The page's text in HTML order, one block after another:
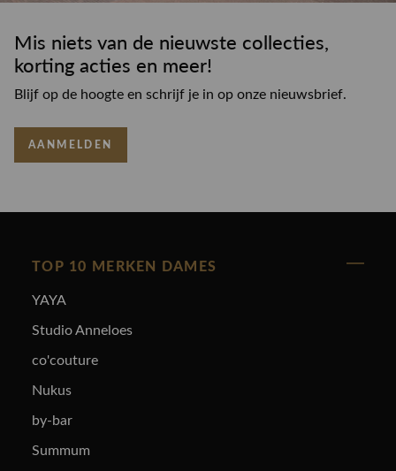
Mis niets van de nieuwste collecties,
korting acties en meer!
Blijf op de hoogte en schrijf je in op onze nieuwsbrief.
AANMELDEN
TOP 10 MERKEN DAMES
YAYA
Studio Anneloes
co'couture
Nukus
by-bar
Summum